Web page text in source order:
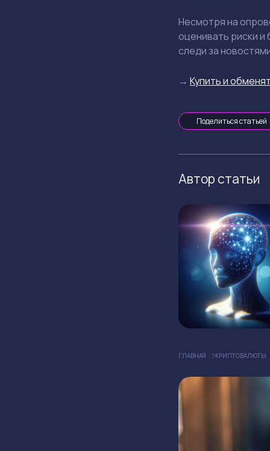
Несмотря на
оценивать риски
следи за
→ Купить и
Поделиться статьей
Автор статьи
ГЛАВНАЯ КРИПТОВАЛЮТЫ